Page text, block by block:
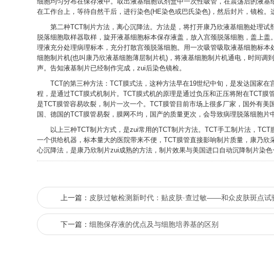
在工作台上，等待自然干后，进行染色(HE染色或巴氏染色)，然后封片，镜检
第二种TCT制片方法，离心沉降法。方法是，将打开康乃欣液基细胞处理试
脱落细胞取样器取样，旋开液基细胞标本保存液盖，放入宫颈脱落细胞，盖上
理液充分处理病理标本，充分打散宫颈脱落细胞。用一次吸管吸取液基细胞标
细胞制片机(也叫康乃欣液基细胞薄层制片机)，将液基细胞制片机通电，时间调
声。告知液基制片已经制作完成，zui后染色镜检。
TCT的第三种方法：TCT膜式法，这种方法早在19世纪中旬，是发达国家在
程，是通过TCT膜式机制片。TCT膜式机的原理是通过负压和正压将附在TCT
是TCT膜管容易吹裂，制片一次一个。TCT膜管目前市场上很多厂家，国外有
国、德国的TCT膜管易裂，膜网不均，国产的质量更次，会导致病理脱落细胞片
以上三种TCT制片方式，是zui常用的TCT制片方法。TCT手工制片法，TCT
一个供给机器，标本量大的医院带来不便，TCT膜管直接影响制片质量，康乃
心沉降法，是康乃欣制片zui成熟的方法，制片效果与美国进口自动沉降制片染色
上一篇： 皮肤过敏检测新时代：贴皮肤·查过敏——和众皮肤斑点试
下一篇： 细胞保存液的优点及与细胞培养基的区别